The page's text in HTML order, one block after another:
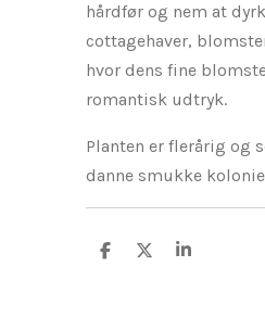
hårdfør og nem at
cottagehaver,
hvor dens fine
romantisk udtryk.
Planten er flerårig og
danne smukke
D
D
D